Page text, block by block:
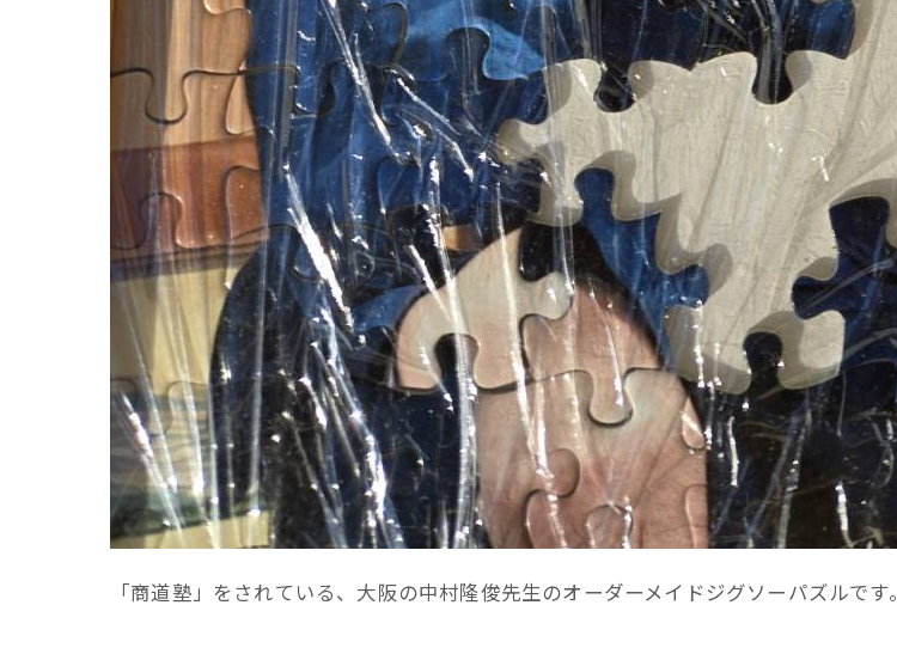
「商道塾」をされている、大阪の中村隆俊先生のオーダーメイドジグソーパズルです。